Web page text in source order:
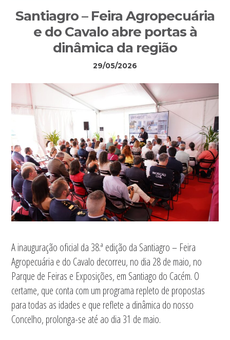
Santiagro – Feira Agropecuária
e do Cavalo abre portas à
dinâmica da região
29/05/2026
A inauguração oficial da 38.ª edição da Santiagro – Feira
Agropecuária e do Cavalo decorreu, no dia 28 de maio, no
Parque de Feiras e Exposições, em Santiago do Cacém. O
certame, que conta com um programa repleto de propostas
para todas as idades e que reflete a dinâmica do nosso
Concelho, prolonga-se até ao dia 31 de maio.
Sidebar
primária